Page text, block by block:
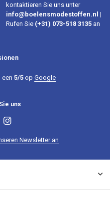
kontaktieren Sie uns unter
info@boelensmodestoffen.nl |
Rufen Sie (+31) 073-518 3135 an
een 5/5op Google
uns
Newsletter an